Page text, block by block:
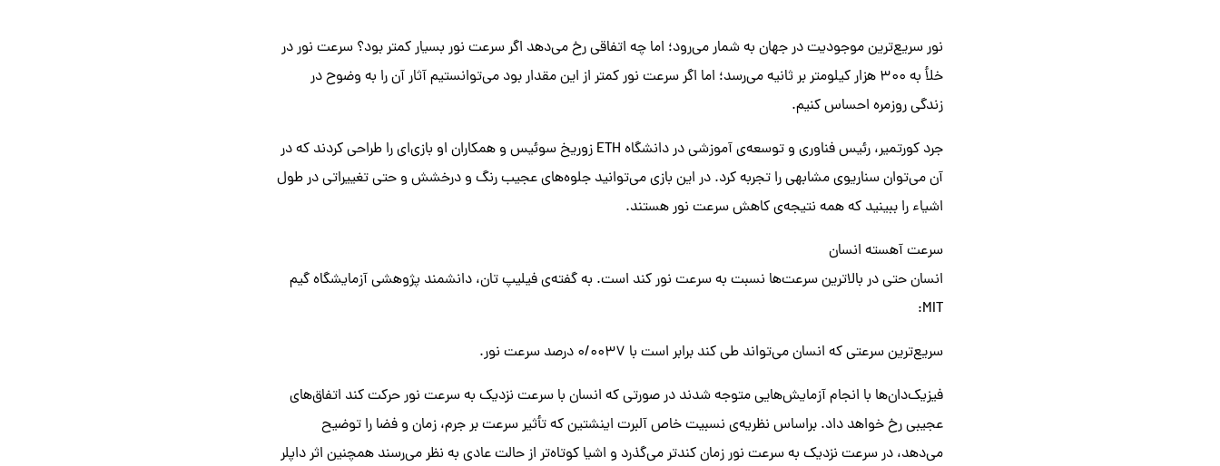
نور سریع‌ترین موجودیت در جهان به شمار می‌رود؛ اما چه اتفاقی رخ می‌دهد اگر سرعت نور بسیار کمتر بود؟ سرعت نور در
خلأ به ۳۰۰ هزار کیلومتر بر ثانیه می‌رسد؛ اما اگر سرعت نور کمتر از این مقدار بود می‌توانستیم آثار آن را به وضوح در
زندگی روزمره احساس کنیم.
جرد کورتمیر، رئیس فناوری و توسعه‌ی آموزشی در دانشگاه ETH زوریخ سوئیس و همکاران او بازی‌ای را طراحی کردند که در
آن می‌توان سناریوی مشابهی را تجربه کرد. در این بازی می‌توانید جلوه‌های عجیب رنگ و درخشش و حتی تغییراتی در طول
اشیاء را ببینید که همه نتیجه‌ی کاهش سرعت نور هستند.
سرعت آهسته‌ انسان
انسان حتی در بالاترین سرعت‌ها نسبت به سرعت نور کند است. به گفته‌ی فیلیپ تان، دانشمند پژوهشی آزمایشگاه گیم
MIT:
سریع‌ترین سرعتی که انسان می‌تواند طی کند برابر است با ۰/۰۰۳۷ درصد سرعت نور.
فیزیک‌دان‌ها با انجام آزمایش‌هایی متوجه شدند در صورتی که انسان با سرعت نزدیک به سرعت نور حرکت کند اتفاق‌های
عجیبی رخ خواهد داد. براساس نظریه‌ی نسبیت خاص آلبرت اینشتین که تأثیر سرعت بر جرم، زمان و فضا را توضیح
می‌دهد، در سرعت نزدیک به سرعت نور زمان کندتر می‌گذرد و اشیا کوتاه‌تر از حالت عادی به نظر می‌رسند همچنین اثر داپلر